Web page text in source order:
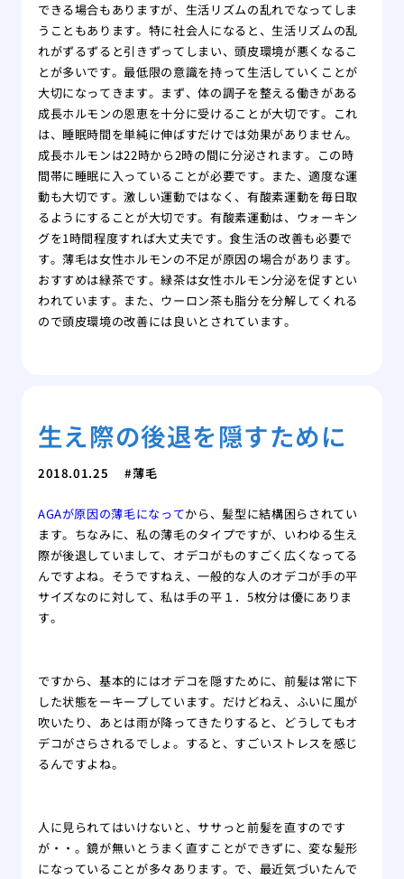
できる場合もありますが、生活リズムの乱れでなってしま
うこともあります。特に社会人になると、生活リズムの乱
れがずるずると引きずってしまい、頭皮環境が悪くなるこ
とが多いです。最低限の意識を持って生活していくことが
大切になってきます。まず、体の調子を整える働きがある
成長ホルモンの恩恵を十分に受けることが大切です。これ
は、睡眠時間を単純に伸ばすだけでは効果がありません。
成長ホルモンは22時から2時の間に分泌されます。この時
間帯に睡眠に入っていることが必要です。また、適度な運
動も大切です。激しい運動ではなく、有酸素運動を毎日取
るようにすることが大切です。有酸素運動は、ウォーキン
グを1時間程度すれば大丈夫です。食生活の改善も必要で
す。薄毛は女性ホルモンの不足が原因の場合があります。
おすすめは緑茶です。緑茶は女性ホルモン分泌を促すとい
われています。また、ウーロン茶も脂分を分解してくれる
ので頭皮環境の改善には良いとされています。
生え際の後退を隠すために
2018.01.25 薄毛
AGAが原因の薄毛になってから、髪型に結構困らされてい
ます。ちなみに、私の薄毛のタイプですが、いわゆる生え
際が後退していまして、オデコがものすごく広くなってる
んですよね。そうですねえ、一般的な人のオデコが手の平
サイズなのに対して、私は手の平１．5枚分は優にありま
す。
ですから、基本的にはオデコを隠すために、前髪は常に下
した状態をーキープしています。だけどねえ、ふいに風が
吹いたり、あとは雨が降ってきたりすると、どうしてもオ
デコがさらされるでしょ。すると、すごいストレスを感じ
るんですよね。
人に見られてはいけないと、ササっと前髪を直すのです
が・・。鏡が無いとうまく直すことができずに、変な髪形
になっていることが多々あります。で、最近気づいたんで